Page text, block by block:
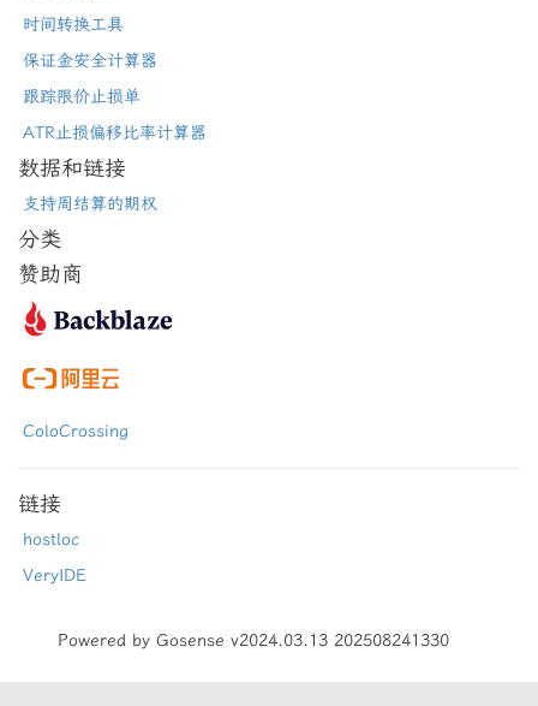
时间转换工具
保证金安全计算器
跟踪限价止损单
ATR止损偏移比率计算器
数据和链接
支持周结算的期权
分类
赞助商
ColoCrossing
链接
hostloc
VeryIDE
Powered by Gosense v2024.03.13 202508241330